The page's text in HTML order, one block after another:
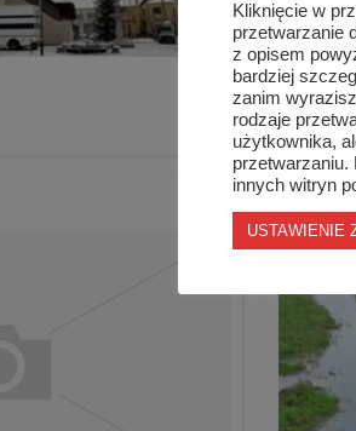
Kliknięcie w
przetwarzanie
z opisem
bardziej
zanim
rodzaje
użytkownika,
przetwarzaniu.
innych witryn
USTAWIENIE